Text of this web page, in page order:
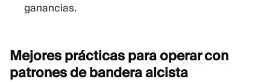
ganancias.
Mejores prácticas para operar con
patrones de banderaalcista